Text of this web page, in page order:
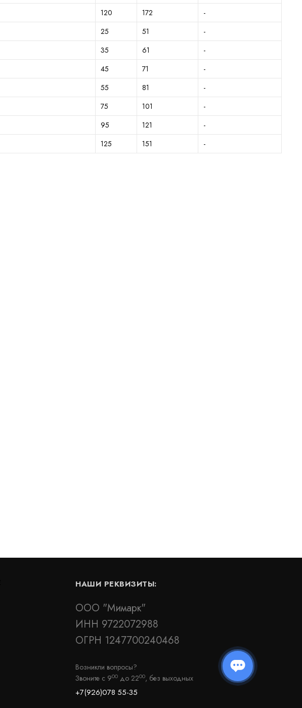
120 172
-
25 51
-
35 61
-
45 71
-
55 81
-
75 101
-
95 121
-
125 151 -
Деформационный шов тип ДШВ-0/035
Артикул: 30057
В наличии
НАШИ РЕКВИЗИТЫ:
ООО "Мимарк"
ИНН 9722072988
ОГРН 1247700240468
Возникли вопросы?
Звоните с 900 до 2200, без выходных
+7(926)078 55-35